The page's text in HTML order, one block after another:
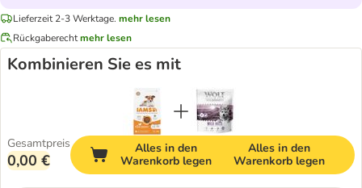
Lieferzeit 2-3 Werktage. mehr lesen
Rückgaberechtmehr lesen
Kombinieren Sie es mit
Gesamtpreis
0,00 €
Alles in den
Warenkorb legen
Alles in den
Warenkorb legen